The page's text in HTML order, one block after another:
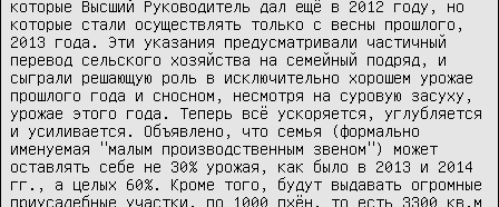
которые Высший Руководитель дал ещё в 2012 году, но
которые стали осуществлять только с весны прошлого,
2013 года. Эти указания предусматривали частичный
перевод сельского хозяйства на семейный подряд, и
сыграли решающую роль в исключительно хорошем урожае
прошлого года и сносном, несмотря на суровую засуху,
урожае этого года. Теперь всё ускоряется, углубляется
и усиливается. Объявлено, что семья (формально
именуемая "малым производственным звеном") может
оставлять себе не 30% урожая, как было в 2013 и 2014
гг., а целых 60%. Кроме того, будут выдавать огромные
приусадебные участки, по 1000 пхён, то есть 3300 кв.м